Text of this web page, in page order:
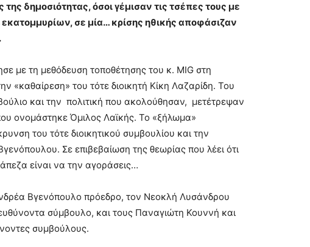
δημοσιότητας, όσοι γέμισαν τις τσέπες τους με
σε μία… κρίσης ηθικής αποφάσιζαν
με τη μεθόδευση τοποθέτησης του κ. MIG στη
«καθαίρεση» του τότε διοικητή Κίκη Λαζαρίδη. Του
και την πολιτική που ακολούθησαν, μετέτρεψαν
ονομάστηκε Όμιλος Λαϊκής. Το «ξήλωμα»
του τότε διοικητικού συμβουλίου και την
Σε επιβεβαίωση της θεωρίας που λέει ότι
είναι να την αγοράσεις…
Βγενόπουλο πρόεδρο, τον Νεοκλή Λυσάνδρου
σύμβουλο, και τους Παναγιώτη Κουννή και
συμβούλους.